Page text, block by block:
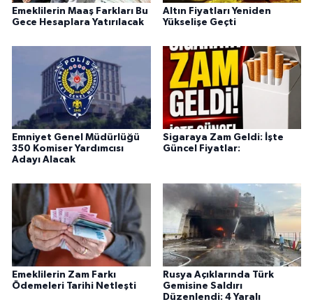
Emeklilerin Maaş Farkları Bu
Gece Hesaplara Yatırılacak
Altın Fiyatları Yeniden
Yükselişe Geçti
Emniyet Genel Müdürlüğü
350 Komiser Yardımcısı
Adayı Alacak
Sigaraya Zam Geldi: İşte
Güncel Fiyatlar:
Emeklilerin Zam Farkı
Ödemeleri Tarihi Netleşti
Rusya Açıklarında Türk
Gemisine Saldırı
Düzenlendi: 4 Yaralı